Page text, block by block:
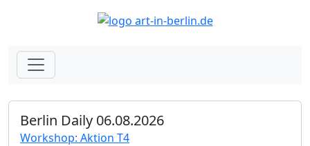
Berlin Daily 06.08.2026
Workshop: Aktion T4